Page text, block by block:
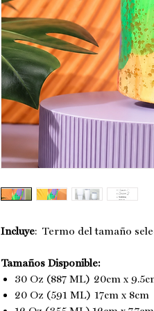
Incluye: Termo del tamaño
Tamaños Disponible:
30 Oz (887 ML) 20cm x
20 Oz (591 ML) 17cm x 8cm